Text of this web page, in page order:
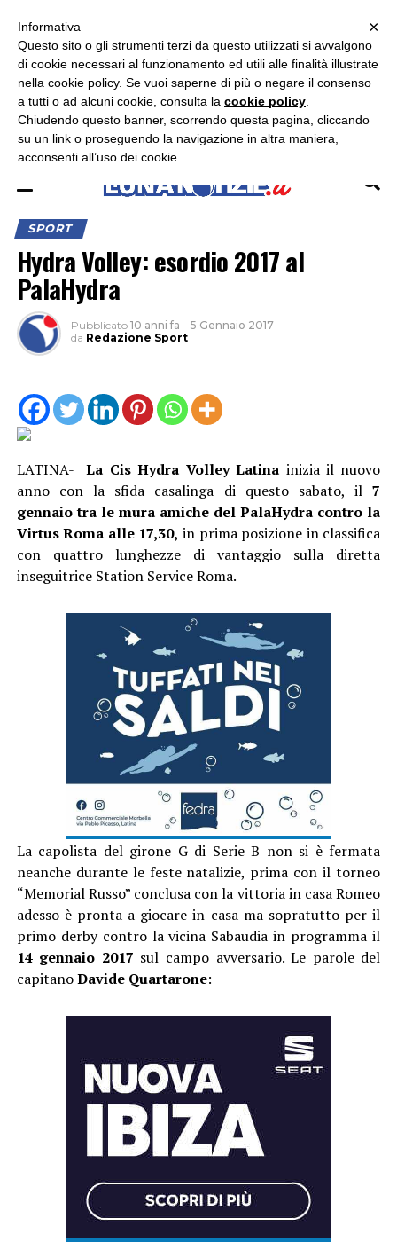
ASCOLTA RADIO LUNA
SPORT
Hydra Volley: esordio 2017 al
PalaHydra
Pubblicato 10 anni fa – 5 Gennaio 2017
da Redazione Sport
LATINA-La Cis Hydra Volley Latina inizia il nuovo
anno con la sfida casalinga di questo sabato, il7
gennaio tra le mura amiche del PalaHydra contro la
Virtus Roma alle 17,30, in prima posizione in classifica
con quattro lunghezze di vantaggio sulla diretta
inseguitrice Station Service Roma.
La capolista del girone G di Serie B non si è fermata
neanche durante le feste natalizie, prima con il torneo
“Memorial Russo” conclusa con la vittoria in casa Romeo
adesso è pronta a giocare in casa ma sopratutto per il
primo derby contro la vicina Sabaudia in programma il
14 gennaio 2017 sul campo avversario. Le parole del
capitanoDavide Quartarone:
×
×
Informativa
Questo sito o gli strumenti terzi da questo utilizzati si avvalgono
di cookie necessari al funzionamento ed utili alle finalità illustrate
nella cookie policy. Se vuoi saperne di più o negare il consenso
a tutti o ad alcuni cookie, consulta la cookie policy
Chiudendo questo banner, scorrendo questa pagina, cliccando
su un link o proseguendo la navigazione in altra maniera,
acconsenti all’uso dei cookie.